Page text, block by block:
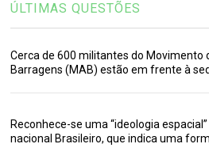
ÚLTIMAS QUESTÕES
Cerca de 600 militantes do Movimento
Barragens (MAB) estão em frente à
Reconhece-se uma “ideologia
nacional Brasileiro, que indica uma